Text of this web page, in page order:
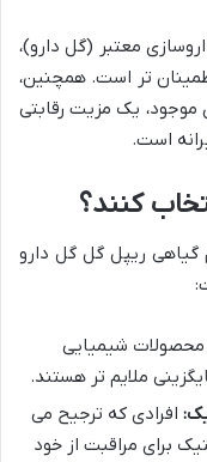
معتبر (گل دارو)،
تر است. همچنین،
یک مزیت رقابتی
است.
کنند؟
گیاهی ریپل گل گل دارو
شیمیایی
ملایم تر هستند.
افرادی که ترجیح می
برای مراقبت از خود